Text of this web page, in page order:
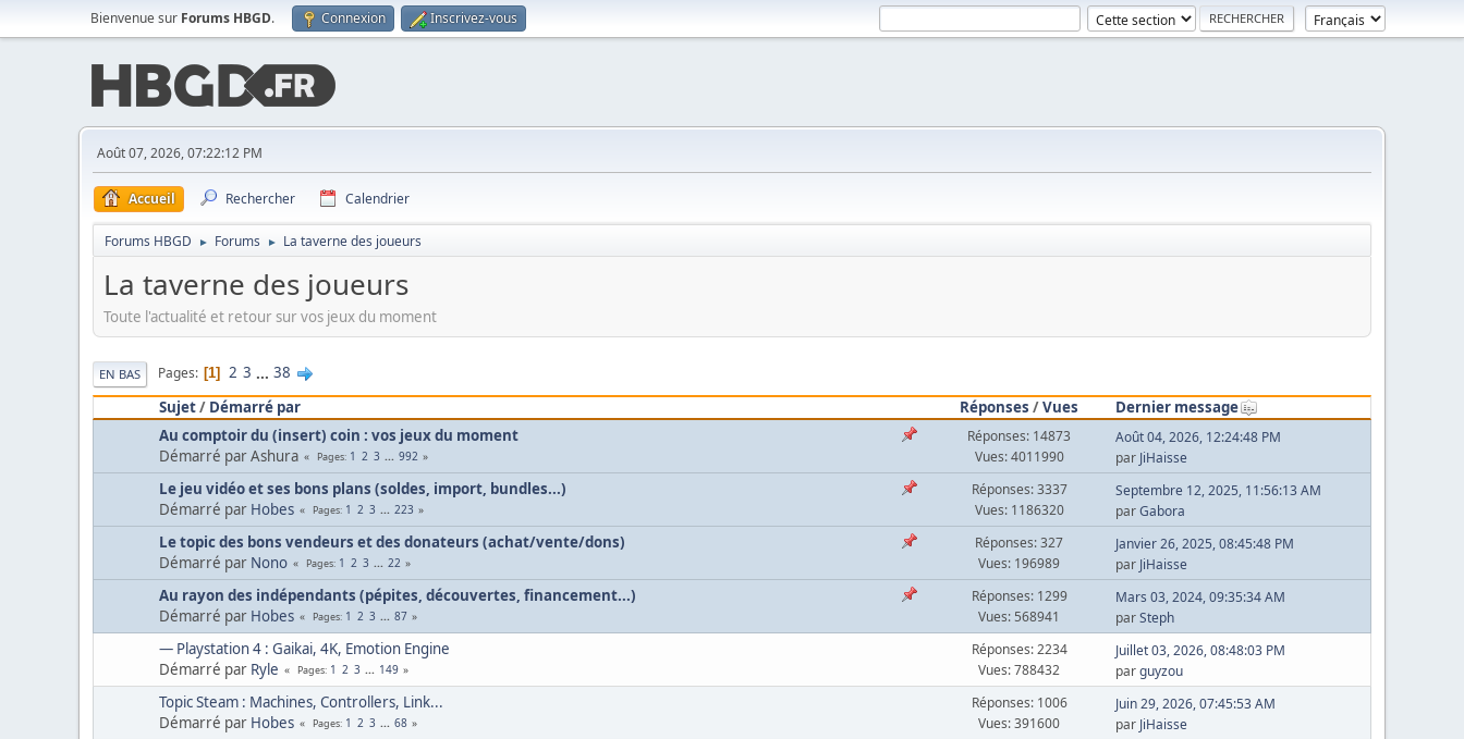
Bienvenue sur Forums HBGD. Connexion Inscrivez-vous
Août 07, 2026, 07:22:12 PM
Accueil Rechercher Calendrier
Forums HBGD ► Forums ► La taverne des joueurs
La taverne des joueurs
Toute l'actualité et retour sur vos jeux du moment
EN BAS Pages 1 2 3 ... 38
Sujet/ Démarré par Réponses /Vues
Dernier message
Au comptoir du (insert) coin : vos jeux du moment
Démarré par Ashura
Pages 1 2 3 ... 992
Réponses: 14873
Vues: 4011990
Août 04, 2026, 12:24:48 PM
par JiHaisse
Le jeu vidéo et ses bons plans (soldes, import, bundles...)
Démarré par Hobes Pages 1 2 3 ... 223
Réponses: 3337
Vues: 1186320
Septembre 12, 2025, 11:56:13 AM
parGabora
Le topic des bons vendeurs et des donateurs (achat/vente/dons)
Démarré par Nono Pages 1 2 3 ... 22
Réponses: 327
Vues: 196989
Janvier 26, 2025, 08:45:48 PM
par JiHaisse
Au rayon des indépendants (pépites, découvertes, financement...)
Démarré par Hobes Pages 1 2 3 ... 87
Réponses: 1299
Vues: 568941
Mars 03, 2024, 09:35:34 AM
parSteph
— Playstation 4 : Gaikai, 4K, Emotion Engine
Démarré par Ryle Pages 1 2 3 ... 149
Réponses: 2234
Vues: 788432
Juillet 03, 2026, 08:48:03 PM
parguyzou
Topic Steam : Machines, Controllers, Link...
Démarré par Hobes Pages 1 2 3 ... 68
Réponses: 1006
Vues: 391600
Juin 29, 2026, 07:45:53 AM
par JiHaisse